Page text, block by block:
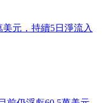
元，持續5日淨流入